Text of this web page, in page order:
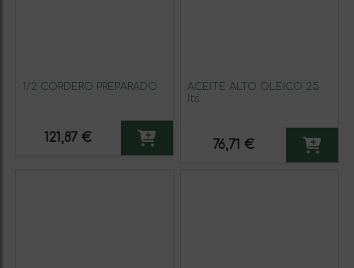
1/2 CORDERO PREPARADO
121,87 €
ACEITE ALTO OLEICO 25
lts
76,71 €